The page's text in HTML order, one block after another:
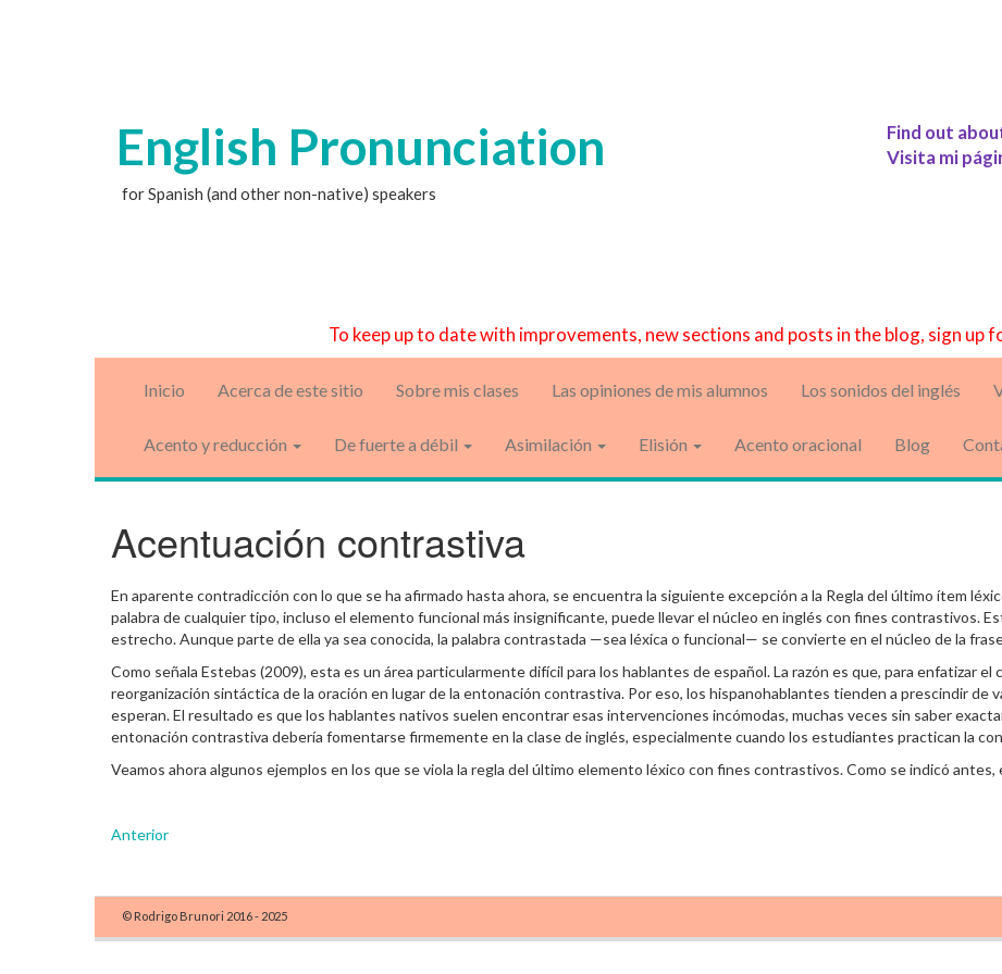
English Pronunciation
for Spanish (and other non-native) speakers
Find out
Visita mi
To keep up to date with improvements, new sections and posts in the blog, sign up
Inicio Acerca de este sitio Sobre mis clases Las opiniones de mis alumnos Los sonidos del inglés
Acento y reducción De fuerte a débil Asimilación Elisión Acento oracional Blog
Acentuación contrastiva
En aparente contradicción con lo que se ha afirmado hasta ahora, se encuentra la siguiente excepción a la Regla del último ítem
palabra de cualquier tipo, incluso el elemento funcional más insignificante, puede llevar el núcleo en inglés con fines contrastivos.
estrecho. Aunque parte de ella ya sea conocida, la palabra contrastada —sea léxica o funcional— se convierte en el núcleo de la
Como señala Estebas (2009), esta es un área particularmente difícil para los hablantes de español. La razón es que, para enfatizar
reorganización sintáctica de la oración en lugar de la entonación contrastiva. Por eso, los hispanohablantes tienden a prescindir de
esperan. El resultado es que los hablantes nativos suelen encontrar esas intervenciones incómodas, muchas veces sin saber
entonación contrastiva debería fomentarse firmemente en la clase de inglés, especialmente cuando los estudiantes practican la
Veamos ahora algunos ejemplos en los que se viola la regla del último elemento léxico con fines contrastivos. Como se indicó
Anterior
© Rodrigo Brunori 2016 - 2025